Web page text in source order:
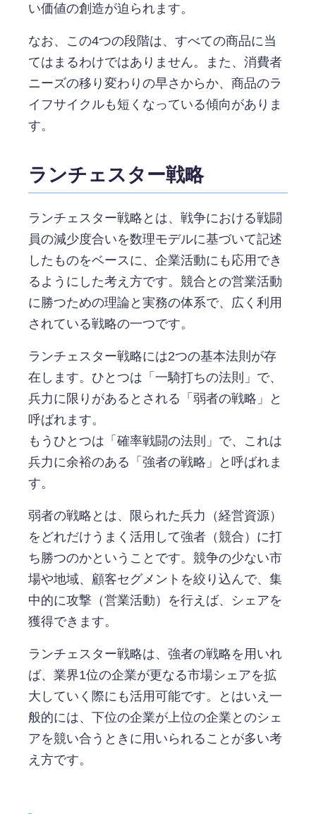
い価値の創造が迫られます。
なお、この4つの段階は、すべての商品に当
てはまるわけではありません。また、消費者
ニーズの移り変わりの早さからか、商品のラ
イフサイクルも短くなっている傾向がありま
す。
ランチェスター戦略
ランチェスター戦略とは、戦争における戦闘
員の減少度合いを数理モデルに基づいて記述
したものをベースに、企業活動にも応用でき
るようにした考え方です。競合との営業活動
に勝つための理論と実務の体系で、広く利用
されている戦略の一つです。
ランチェスター戦略には2つの基本法則が存
在します。ひとつは「一騎打ちの法則」で、
兵力に限りがあるとされる「弱者の戦略」と
呼ばれます。
もうひとつは「確率戦闘の法則」で、これは
兵力に余裕のある「強者の戦略」と呼ばれま
す。
弱者の戦略とは、限られた兵力（経営資源）
をどれだけうまく活用して強者（競合）に打
ち勝つのかということです。競争の少ない市
場や地域、顧客セグメントを絞り込んで、集
中的に攻撃（営業活動）を行えば、シェアを
獲得できます。
ランチェスター戦略は、強者の戦略を用いれ
ば、業界1位の企業が更なる市場シェアを拡
大していく際にも活用可能です。とはいえ一
般的には、下位の企業が上位の企業とのシェ
アを競い合うときに用いられることが多い考
え方です。